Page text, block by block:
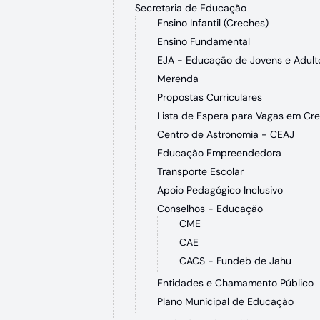
Secretaria de Educação
Ensino Infantil (Creches)
Ensino Fundamental
EJA - Educação de Jovens e
Merenda
Propostas Curriculares
Lista de Espera para Vagas em
Centro de Astronomia - CEAJ
Educação Empreendedora
Transporte Escolar
Apoio Pedagógico Inclusivo
Conselhos - Educação
CME
CAE
CACS - Fundeb de Jahu
Entidades e Chamamento Público
Plano Municipal de Educação